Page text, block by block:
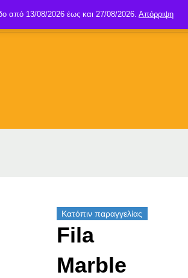
SIGN UP LOGIN
Κατόπιν παραγγελίας
Fila
Marble
από 13/08/2026 έως και 27/08/2026. Απόρριψη